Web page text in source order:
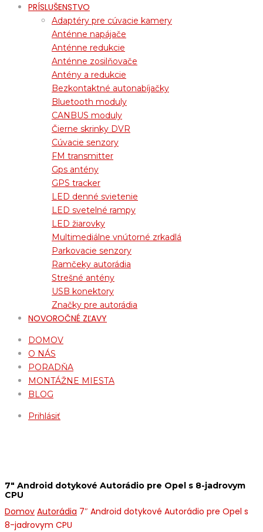
PRÍSLUŠENSTVO
Adaptéry pre cúvacie kamery
Anténne napájače
Anténne redukcie
Anténne zosilňovače
Antény a redukcie
Bezkontaktné autonabíjačky
Bluetooth moduly
CANBUS moduly
Čierne skrinky DVR
Cúvacie senzory
FM transmitter
Gps antény
GPS tracker
LED denné svietenie
LED svetelné rampy
LED žiarovky
Multimediálne vnútorné zrkadlá
Parkovacie senzory
Ramčeky autorádia
Strešné antény
USB konektory
Značky pre autorádia
NOVOROČNÉ ZĽAVY
DOMOV
O NÁS
PORADŇA
MONTÁŽNE MIESTA
BLOG
Prihlásiť
7″ Android dotykové Autorádio pre Opel s 8-jadrovym
CPU
Domov Autorádia 7″ Android dotykové Autorádio pre Opel s
8-jadrovym CPU